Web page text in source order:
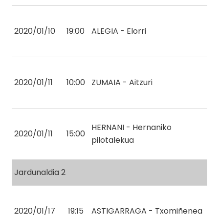
2020/01/10 19:00 ALEGIA - Elorri
2020/01/11 10:00 ZUMAIA - Aitzuri
2020/01/11 15:00
HERNANI - Hernaniko
pilotalekua
Jardunaldia 2
2020/01/17 19:15 ASTIGARRAGA - Txomiñenea